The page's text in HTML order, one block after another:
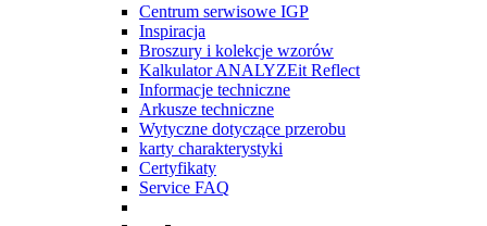
Centrum serwisowe IGP
Inspiracja
Broszury i kolekcje wzorów
Kalkulator ANALYZEit Reflect
Informacje techniczne
Arkusze techniczne
Wytyczne dotyczące przerobu
karty charakterystyki
Certyfikaty
Service FAQ